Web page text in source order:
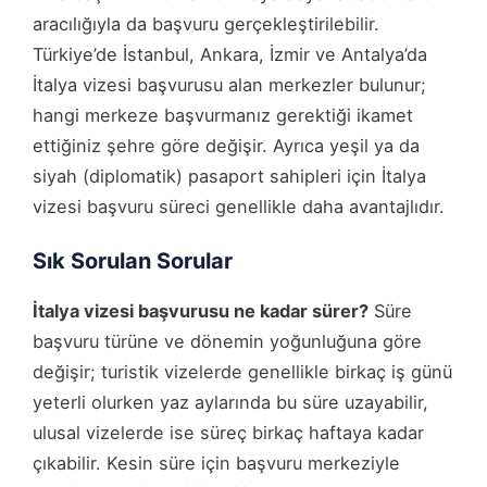
aracılığıyla da başvuru gerçekleştirilebilir.
Türkiye’de İstanbul, Ankara, İzmir ve Antalya’da
İtalya vizesi başvurusu alan merkezler bulunur;
hangi merkeze başvurmanız gerektiği ikamet
ettiğiniz şehre göre değişir. Ayrıca yeşil ya da
siyah (diplomatik) pasaport sahipleri için İtalya
vizesi başvuru süreci genellikle daha avantajlıdır.
Sık Sorulan Sorular
İtalya vizesi başvurusu ne kadar sürer? Süre
başvuru türüne ve dönemin yoğunluğuna göre
değişir; turistik vizelerde genellikle birkaç iş günü
yeterli olurken yaz aylarında bu süre uzayabilir,
ulusal vizelerde ise süreç birkaç haftaya kadar
çıkabilir. Kesin süre için başvuru merkeziyle